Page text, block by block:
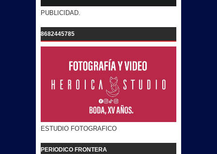
PUBLICIDAD.
8682445785
ESTUDIO FOTOGRAFICO
PERIODICO FRONTERA